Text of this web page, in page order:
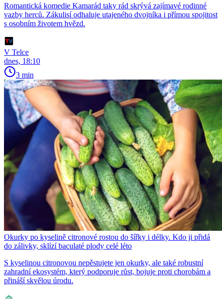
Romantická komedie Kamarád taky rád skrývá zajímavé rodinné
vazby herců. Zákulisí odhaluje utajeného dvojníka i přímou spojitost
s osobním životem hvězd.
V Telce
dnes, 18:10
3 min
Okurky po kyselině citronové rostou do šířky i délky. Kdo ji přidá
do zálivky, sklízí baculaté plody celé léto
S kyselinou citronovou nepěstujete jen okurky, ale také robustní
zahradní ekosystém, který podporuje růst, bojuje proti chorobám a
přináší skvělou úrodu.